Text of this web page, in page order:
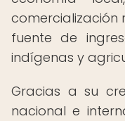
comercialización
fuente de
indígenas y
Gracias a su
nacional e